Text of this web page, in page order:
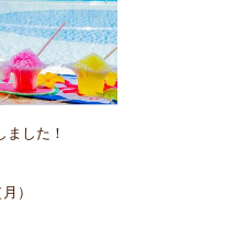
した！
）